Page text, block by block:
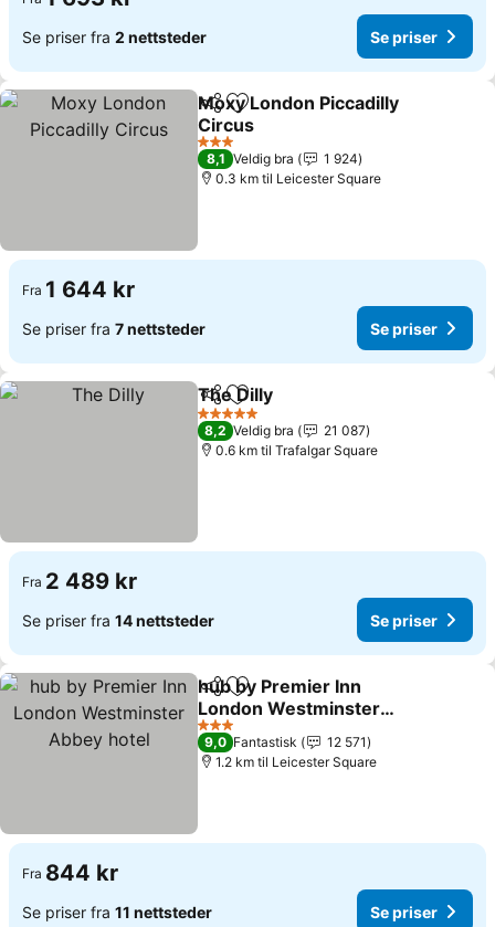
Se priser fra 2 nettsteder Se priser
Del Legg til i favoritter
Moxy London Piccadilly
Circus
Se priser
3 Stjerner
8,1 Veldig bra
1 924
0.3 km til Leicester Square
Fra 1 644 kr
Se priser fra 7 nettsteder Se priser
Del Legg til i favoritter
The Dilly
5 Stjerner
8,2 Veldig bra
21 087
0.6 km til Trafalgar Square
Fra 2 489 kr
Se priser fra 14 nettsteder Se priser
Del Legg til i favoritter
hub by Premier Inn
London Westminster
Abbey hotel
Se priser
3 Stjerner
9,0 Fantastisk
12 571
1.2 km til Leicester Square
Fra 844 kr
Se priser fra 11 nettsteder Se priser